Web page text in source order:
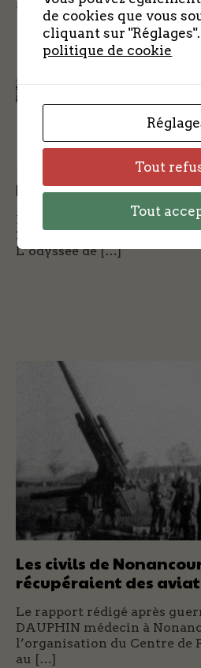
L’Odyssée du MZ 630
L’odyssée de l’équipage du
ZA-S de la 10 ème
L’odyssée de […]
Les civils de
récupéraient des
Le rapport rédigé après
DAUPHIN médecin à
l’organisation du Centre de
au […]
de cookies que vous
cliquant sur "Réglages".
politique de cookie
Tout
Tout